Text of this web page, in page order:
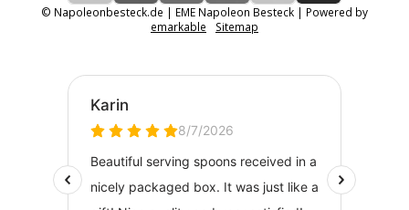
© Napoleonbesteck.de | EME Napoleon Besteck | Powered by
emarkable
Sitemap